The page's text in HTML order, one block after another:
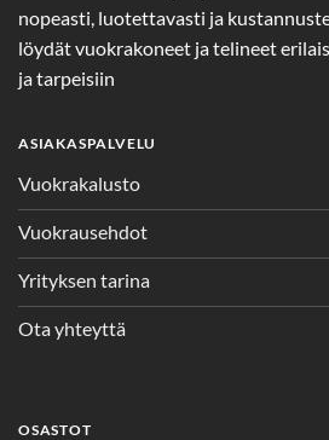
nopeasti, luotettavasti ja
löydät vuokrakoneet ja telineet
ja tarpeisiin
ASIAKASPALVELU
Vuokrakalusto
Vuokrausehdot
Yrityksen tarina
Ota yhteyttä
OSASTOT